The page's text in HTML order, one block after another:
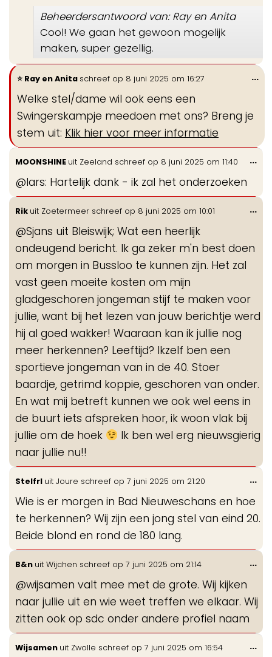
Beheerdersantwoord van: Ray en Anita
Cool! We gaan het gewoon mogelijk
maken, super gezellig.
Ray en Anita schreef op 8 juni 2025 om 16:27
Welke stel/dame wil ook eens een
Swingerskampje meedoen met ons? Breng je
stem uit: Klik hier voor meer informatie
...
MOONSHINE uit Zeeland schreef op 8 juni 2025 om 11:40
@lars: Hartelijk dank - ik zal het onderzoeken
...
Rik uit Zoetermeer schreef op 8 juni 2025 om 10:01
@Sjans uit Bleiswijk; Wat een heerlijk
ondeugend bericht. Ik ga zeker m'n best doen
om morgen in Bussloo te kunnen zijn. Het zal
vast geen moeite kosten om mijn
gladgeschoren jongeman stijf te maken voor
jullie, want bij het lezen van jouw berichtje werd
hij al goed wakker! Waaraan kan ik jullie nog
meer herkennen? Leeftijd? Ikzelf ben een
sportieve jongeman van in de 40. Stoer
baardje, getrimd koppie, geschoren van onder.
En wat mij betreft kunnen we ook wel eens in
de buurt iets afspreken hoor, ik woon vlak bij
jullie om de hoek
Ik ben wel erg nieuwsgierig
naar jullie nu!!
...
Stelfrl uit Joure schreef op 7 juni 2025 om 21:20
Wie is er morgen in Bad Nieuweschans en hoe
te herkennen? Wij zijn een jong stel van eind 20.
Beide blond en rond de 180 lang.
...
B&n uit Wijchen schreef op 7 juni 2025 om 21:14
@wijsamen valt mee met de grote. Wij kijken
naar jullie uit en wie weet treffen we elkaar. Wij
zitten ook op sdc onder andere profiel naam
...
Wijsamen uit Zwolle schreef op 7 juni 2025 om 16:54 ...